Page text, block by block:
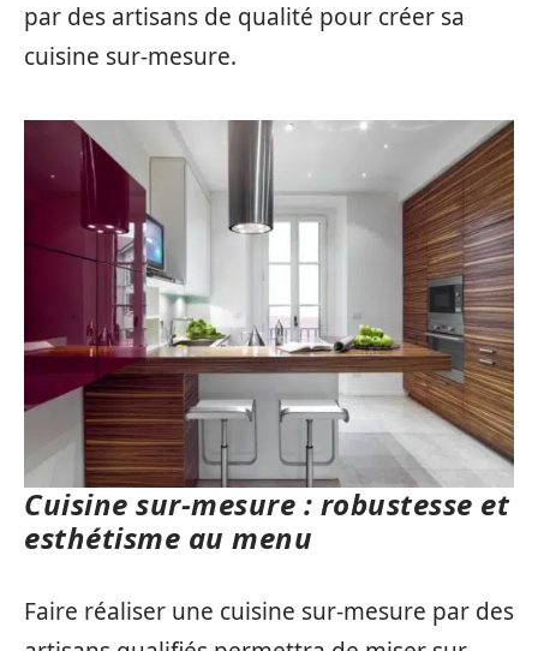
par des artisans de qualité pour créer sa
cuisine sur-mesure.
Cuisine sur-mesure : robustesse et
esthétisme au menu
Faire réaliser une cuisine sur-mesure par des